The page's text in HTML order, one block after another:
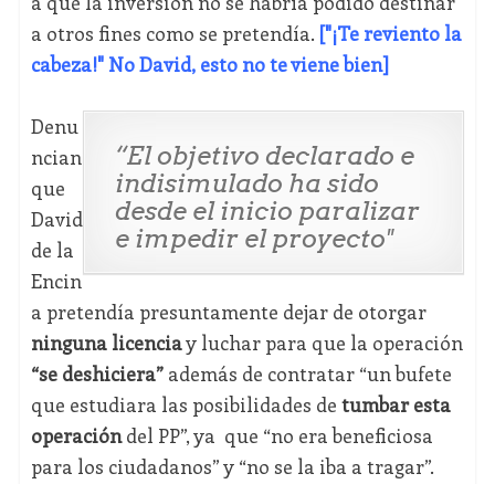
a otros fines como se pretendía. ["¡Te reviento la
cabeza!" No David, esto no te viene bien]
“El objetivo declarado e
indisimulado ha sido
desde el inicio paralizar
e impedir el proyecto"
Denu
ncian
que
David
de la
Encin
a pretendía presuntamente dejar de otorgar
ninguna licenciay luchar para que la operación
“se deshiciera”además de contratar “un bufete
que estudiara las posibilidades de tumbar esta
operacióndel PP”, ya que “no era beneficiosa
para los ciudadanos” y “no se la iba a tragar”.